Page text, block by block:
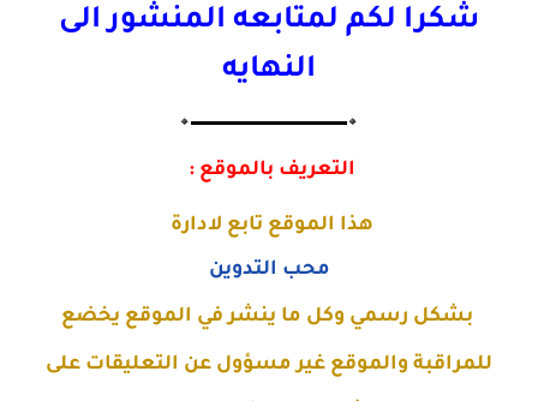
شكرا لكم لمتابعه المنشور الى
النهايه
🔸▬▬▬▬▬▬▬▬▬▬▬▬▬🔸
التعريف بالموقع :
هذا الموقع تابع لادارة
محب التدوين
بشكل رسمي وكل ما ينشر في الموقع يخضع
للمراقبة والموقع غير مسؤول عن التعليقات على